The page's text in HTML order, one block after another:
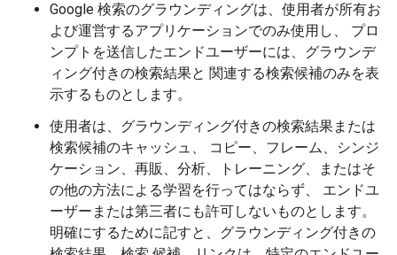
Google 検索のグラウンディングは、使用者が所有お
よび運営するアプリケーションでのみ使用し、 プロ
ンプトを送信したエンドユーザーには、グラウンデ
ィング付きの検索結果と 関連する検索候補のみを表
示するものとします。
使用者は、グラウンディング付きの検索結果または
検索候補のキャッシュ、 コピー、フレーム、シンジ
ケーション、再販、分析、トレーニング、またはそ
の他の方法による学習を行ってはならず、 エンドユ
ーザーまたは第三者にも許可しないものとします。
明確にするために記すと、グラウンディング付きの